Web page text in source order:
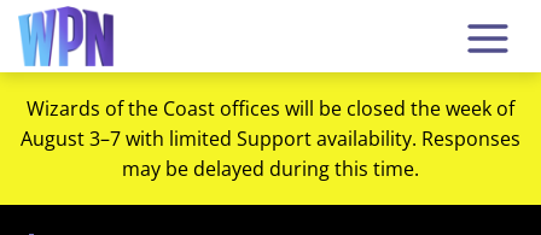
Wizards of the Coast offices will be closed the week of
August 3–7 with limited Support availability. Responses
may be delayed during this time.